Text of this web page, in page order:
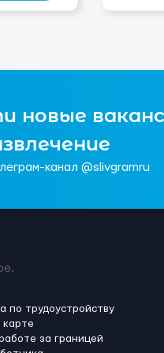
новые
канал @slivgramru
по трудоустройству
карте
за границей